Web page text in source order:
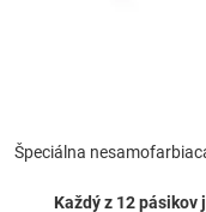
Špeciálna
Každý z 12 pásikov